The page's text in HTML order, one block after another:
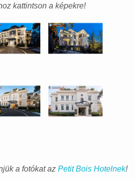
kattintson a képekre!
a fotókat az Petit Bois Hotelnek!